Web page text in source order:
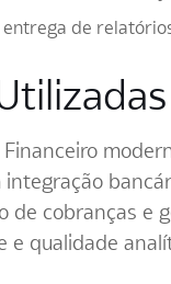
entrega de
integração
de cobranças e
e qualidade